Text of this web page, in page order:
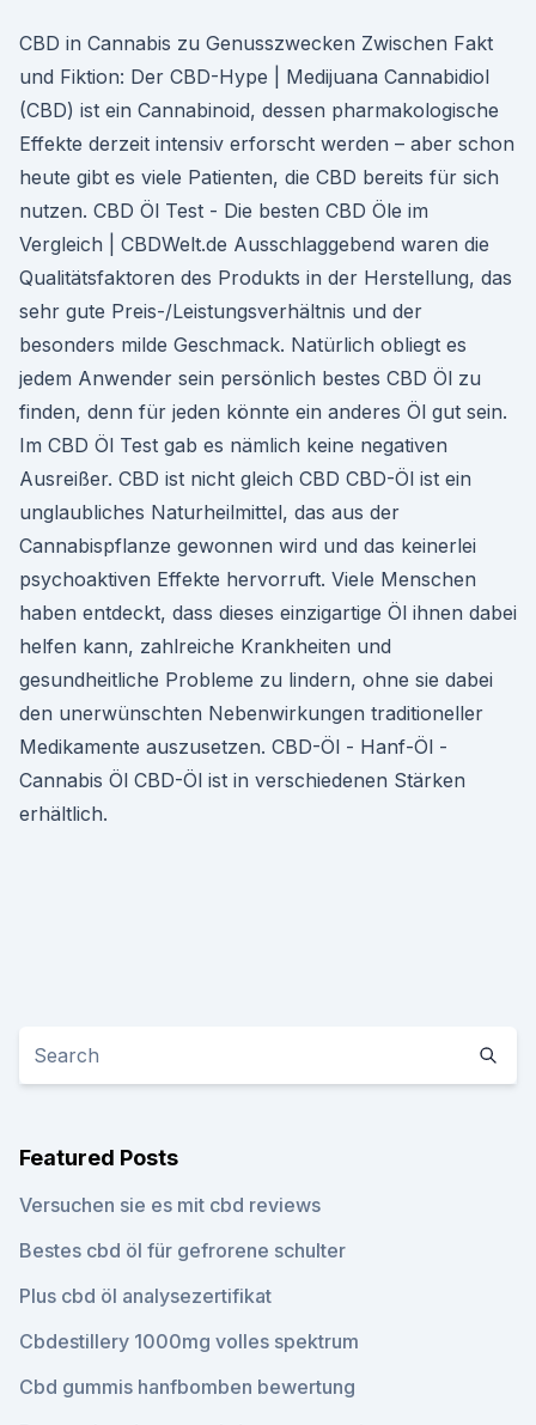
CBD in Cannabis zu Genusszwecken Zwischen Fakt
und Fiktion: Der CBD-Hype | Medijuana Cannabidiol
(CBD) ist ein Cannabinoid, dessen pharmakologische
Effekte derzeit intensiv erforscht werden – aber schon
heute gibt es viele Patienten, die CBD bereits für sich
nutzen. CBD Öl Test - Die besten CBD Öle im
Vergleich | CBDWelt.de Ausschlaggebend waren die
Qualitätsfaktoren des Produkts in der Herstellung, das
sehr gute Preis-/Leistungsverhältnis und der
besonders milde Geschmack. Natürlich obliegt es
jedem Anwender sein persönlich bestes CBD Öl zu
finden, denn für jeden könnte ein anderes Öl gut sein.
Im CBD Öl Test gab es nämlich keine negativen
Ausreißer. CBD ist nicht gleich CBD CBD-Öl ist ein
unglaubliches Naturheilmittel, das aus der
Cannabispflanze gewonnen wird und das keinerlei
psychoaktiven Effekte hervorruft. Viele Menschen
haben entdeckt, dass dieses einzigartige Öl ihnen dabei
helfen kann, zahlreiche Krankheiten und
gesundheitliche Probleme zu lindern, ohne sie dabei
den unerwünschten Nebenwirkungen traditioneller
Medikamente auszusetzen. CBD-Öl - Hanf-Öl -
Cannabis Öl CBD-Öl ist in verschiedenen Stärken
erhältlich.
Featured Posts
Versuchen sie es mit cbd reviews
Bestes cbd öl für gefrorene schulter
Plus cbd öl analysezertifikat
Cbdestillery 1000mg volles spektrum
Cbd gummis hanfbomben bewertung